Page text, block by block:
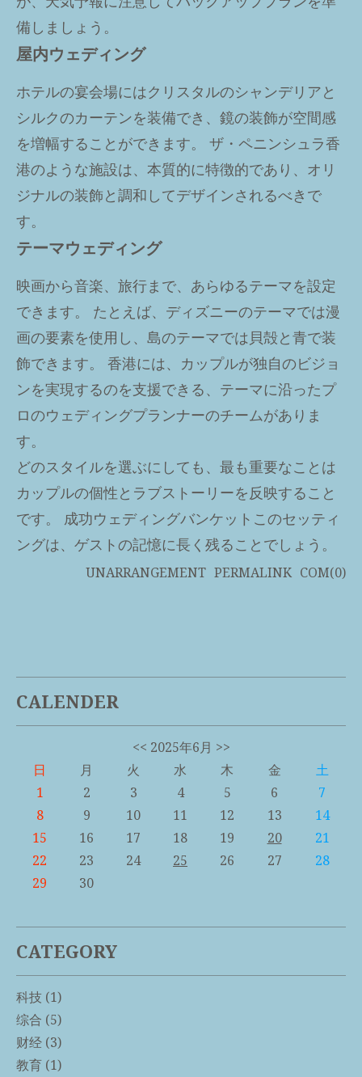
備しましょう。
屋内ウェディング
ホテルの宴会場にはクリスタルのシャンデリアと
シルクのカーテンを装備でき、鏡の装飾が空間感
を増幅することができます。 ザ・ペニンシュラ香
港のような施設は、本質的に特徴的であり、オリ
ジナルの装飾と調和してデザインされるべきで
す。
テーマウェディング
映画から音楽、旅行まで、あらゆるテーマを設定
できます。 たとえば、ディズニーのテーマでは漫
画の要素を使用し、島のテーマでは貝殻と青で装
飾できます。 香港には、カップルが独自のビジョ
ンを実現するのを支援できる、テーマに沿ったプ
ロのウェディングプランナーのチームがありま
す。
どのスタイルを選ぶにしても、最も重要なことは
カップルの個性とラブストーリーを反映すること
です。 成功ウェディングバンケット このセッティ
ングは、ゲストの記憶に長く残ることでしょう。
UNARRANGEMENT PERMALINK COM(0)
CALENDER
<< 2025年6月 >>
日
月 火 水 木 金
土
1
2 3 4 5 6
7
8
9 10 11 12 13
14
15
16 17 18 19 20
21
22
23 24 25 26 27
28
29
30
CATEGORY
科技 (1)
综合 (5)
财经 (3)
教育 (1)